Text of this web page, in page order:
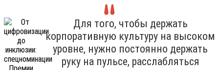
Для того, чтобы держать
корпоративную культуру на высоком
уровне, нужно постоянно держать
руку на пульсе, расслабляться